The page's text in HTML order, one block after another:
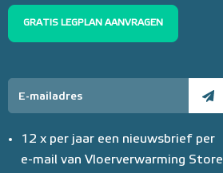
GRATIS LEGPLAN AANVRAGEN
12 x per jaar een nieuwsbrief per
e-mail van Vloerverwarming Store